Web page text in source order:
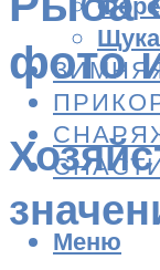
Щука
Меню
фото